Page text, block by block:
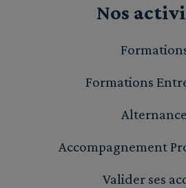
Nos
Formations
Alternance
Accompagnement
Valider ses